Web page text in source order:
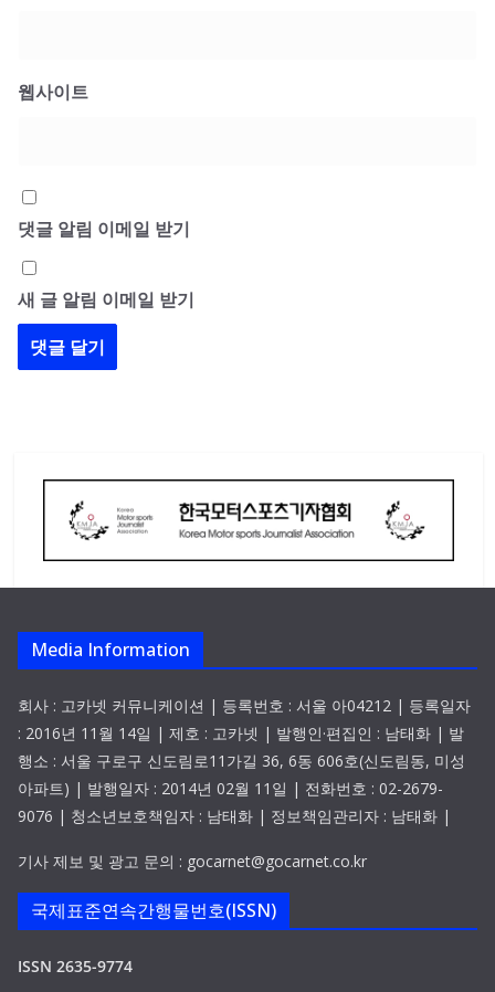
웹사이트
댓글 알림 이메일 받기
새 글 알림 이메일 받기
Media Information
회사 : 고카넷 커뮤니케이션 | 등록번호 : 서울 아04212 | 등록일자
: 2016년 11월 14일 | 제호 : 고카넷 | 발행인·편집인 : 남태화 | 발
행소 : 서울 구로구 신도림로11가길 36, 6동 606호(신도림동, 미성
아파트) | 발행일자 : 2014년 02월 11일 | 전화번호 : 02-2679-
9076 | 청소년보호책임자 : 남태화 | 정보책임관리자 : 남태화 |
기사 제보 및 광고 문의 : gocarnet@gocarnet.co.kr
국제표준연속간행물번호(ISSN)
ISSN 2635-9774